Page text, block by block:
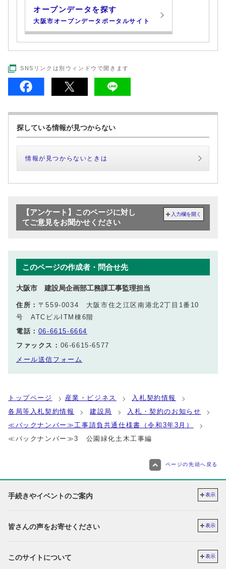
オープンデータを探す
大阪市オープンデータポータルサイト
SNSリンクは別ウィンドウで開きます
探している情報が見つからない
情報が見つからないときは
【アンケート】このページに対し
てご意見をお聞かせください
入力欄を開く
このページの作成者・問合せ先
大阪市 建設局企画部工務課工事監理担当
住所： 〒559-0034 大阪市住之江区南港北2丁目1番10
号 ATCビルITM棟6階
電話： 06-6615-6664
ファックス： 06-6615-6577
メール送信フォーム
トップページ 産業・ビジネス
入札契約情報
各局等入札契約情報
建設局
入札・契約のお知らせ
≪バックナンバー≫工事請負共通仕様書（令和3年3月）
≪バックナンバー≫3 公園緑化土木工事編
ページの先頭へ戻る
手続きやイベントのご案内 表示
皆さんの声をお寄せください 表示
このサイトについて 表示